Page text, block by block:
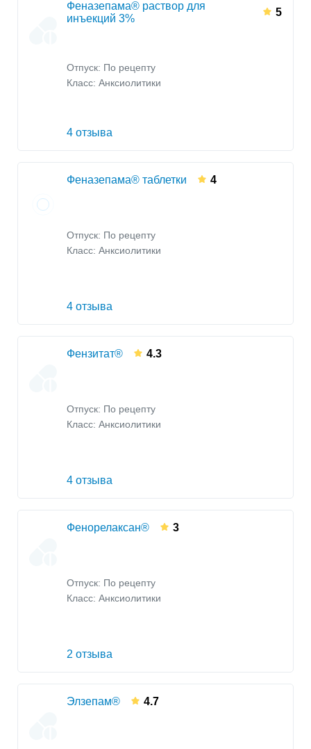
Феназепама® раствор для
инъекций 3%
5
Отпуск: По рецепту
Класс: Анксиолитики
4 отзыва
Феназепама® таблетки 4
Отпуск: По рецепту
Класс: Анксиолитики
4 отзыва
Фензитат® 4.3
Отпуск: По рецепту
Класс: Анксиолитики
4 отзыва
Фенорелаксан® 3
Отпуск: По рецепту
Класс: Анксиолитики
2 отзыва
Элзепам® 4.7